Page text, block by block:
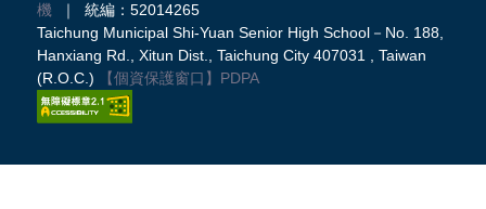
機 ｜ 統編：52014265
Taichung Municipal Shi-Yuan Senior High School－No. 188,
Hanxiang Rd., Xitun Dist., Taichung City 407031 , Taiwan
(R.O.C.)
【個資保護窗口】 PDPA